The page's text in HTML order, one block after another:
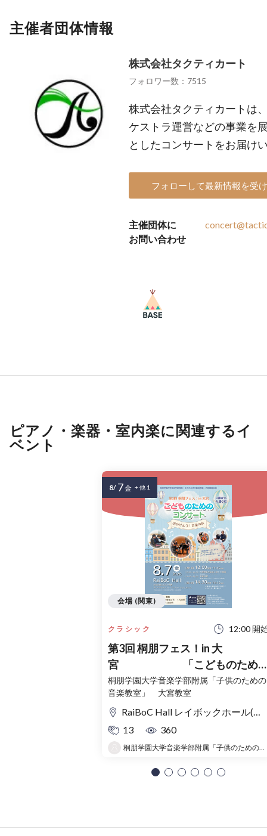
主催者団体情報
株式会社タクティカート
フォロワー数：7515
株式会社タクティカートは
ケストラ運営などの事業を
としたコンサートをお届け
フォローして最新情報を受
主催団体に
お問い合わせ
ピアノ・楽器・室内楽に関連するイ
ベント
クラシック 12:00 開
第3回 桐朋フェス！in 大
宮 「こどものため
コンサート」〜出かけよう！音
の旅〜
桐朋学園大学音楽学部附属「子供のための
音楽教室」 大宮教室
RaiBoC Hall レイボックホール(市民会館おおみや) 5F リハーサルルーム・レクリエーションルーム
13
360
桐朋学園大学音楽学部附属「子供のための音楽教室 」大宮教室
会場 (関東)
8/ 7金 + 他 1